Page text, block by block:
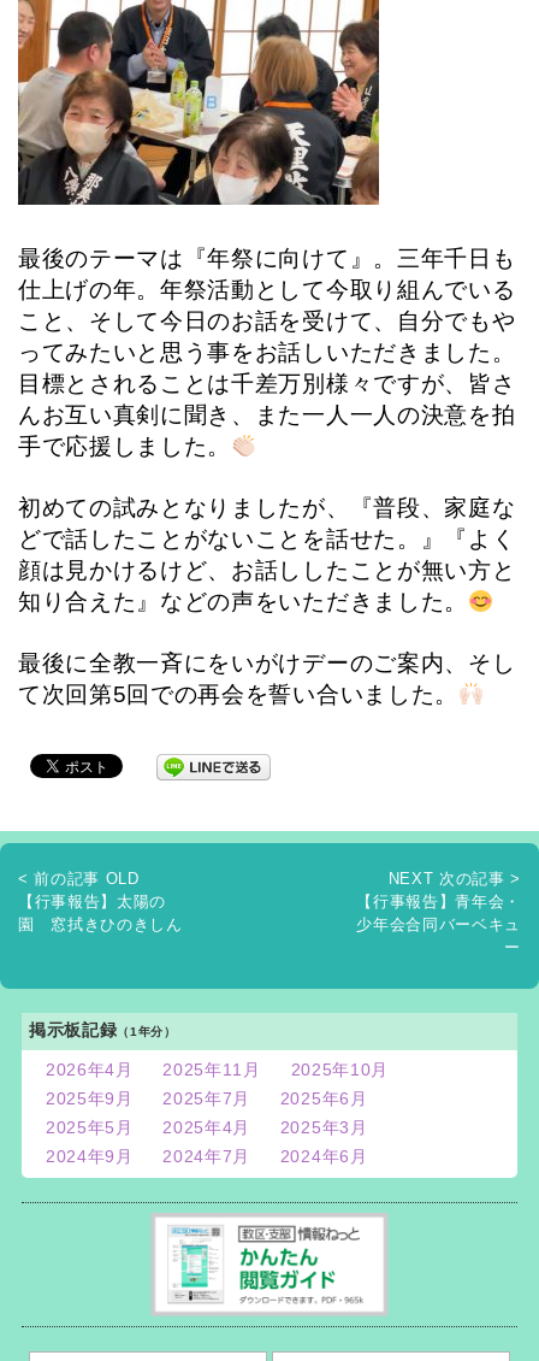
最後のテーマは『年祭に向けて』。三年千日も
仕上げの年。年祭活動として今取り組んでいる
こと、そして今日のお話を受けて、自分でもや
ってみたいと思う事をお話しいただきました。
目標とされることは千差万別様々ですが、皆さ
んお互い真剣に聞き、また一人一人の決意を拍
手で応援しました。
初めての試みとなりましたが、『普段、家庭な
どで話したことがないことを話せた。』『よく
顔は見かけるけど、お話ししたことが無い方と
知り合えた』などの声をいただきました。
最後に全教一斉にをいがけデーのご案内、そし
て次回第5回での再会を誓い合いました。
< 前の記事 OLD
【行事報告】太陽の
園 窓拭きひのきしん
NEXT 次の記事 >
【行事報告】青年会・
少年会合同バーベキュ
ー
掲示板記録 （1年分）
2026年4月 2025年11月
2025年10月
2025年9月
2025年7月
2025年6月
2025年5月
2025年4月
2025年3月
2024年9月
2024年7月 2024年6月